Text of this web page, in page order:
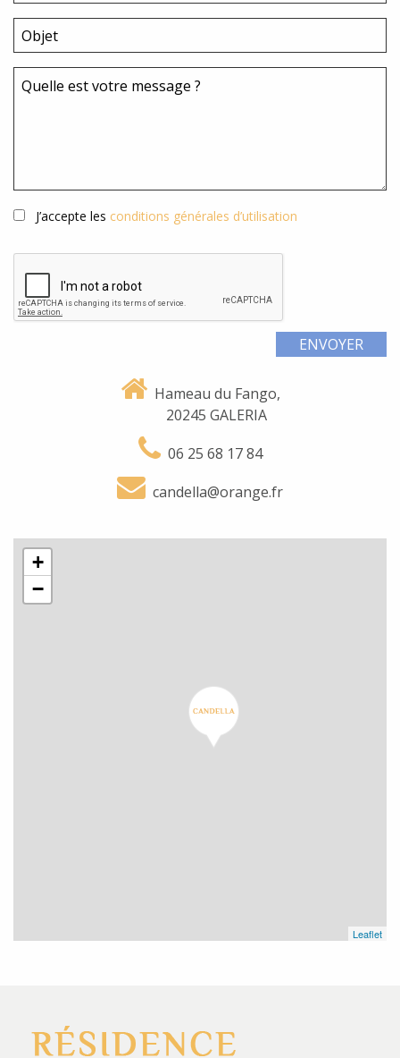
Hameau du Fango,
20245 GALERIA
06 25 68 17 84
candella@orange.fr
+
−
Leaflet
J’accepte les conditions générales d’utilisation
ENVOYER